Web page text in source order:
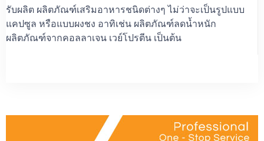
รับผลิต ผลิตภัณฑ์เสริมอาหารชนิดต่างๆ ไม่ว่าจะเป็นรูปแบบ
แคปซูล หรือแบบผงชง อาทิเช่น ผลิตภัณฑ์ลดน้ำหนัก
ผลิตภัณฑ์จากคอลลาเจน เวย์โปรตีน เป็นต้น